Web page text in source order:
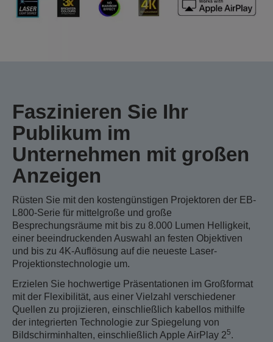
Faszinieren Sie Ihr
Publikum im
Unternehmen mit großen
Anzeigen
Rüsten Sie mit den kostengünstigen Projektoren der EB-
L800-Serie für mittelgroße und große
Besprechungsräume mit bis zu 8.000 Lumen Helligkeit,
einer beeindruckenden Auswahl an festen Objektiven
und bis zu 4K-Auflösung auf die neueste Laser-
Projektionstechnologie um.
Erzielen Sie hochwertige Präsentationen im Großformat
mit der Flexibilität, aus einer Vielzahl verschiedener
Quellen zu projizieren, einschließlich kabellos mithilfe
der integrierten Technologie zur Spiegelung von
Bildschirminhalten, einschließlich Apple AirPlay 25.